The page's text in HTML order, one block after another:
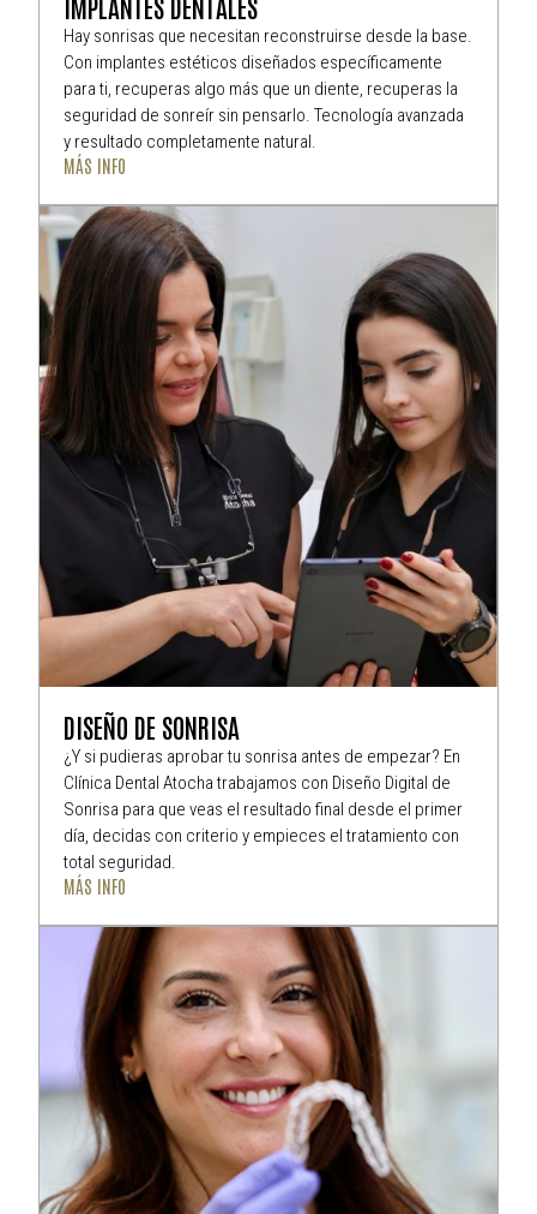
Hay sonrisas que necesitan reconstruirse desde la base.
Con implantes estéticos diseñados específicamente
para ti, recuperas algo más que un diente, recuperas la
seguridad de sonreír sin pensarlo. Tecnología avanzada
y resultado completamente natural.
MÁS INFO
DISEÑO DE SONRISA
¿Y si pudieras aprobar tu sonrisa antes de empezar? En
Clínica Dental Atocha trabajamos con Diseño Digital de
Sonrisa para que veas el resultado final desde el primer
día, decidas con criterio y empieces el tratamiento con
total seguridad.
MÁS INFO